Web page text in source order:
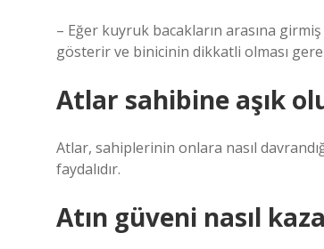
– Eğer kuyruk bacakların arasına
gösterir ve binicinin dikkatli olması
Atlar sahibine aşık
Atlar, sahiplerinin onlara nasıl
faydalıdır.
Atın güveni nasıl